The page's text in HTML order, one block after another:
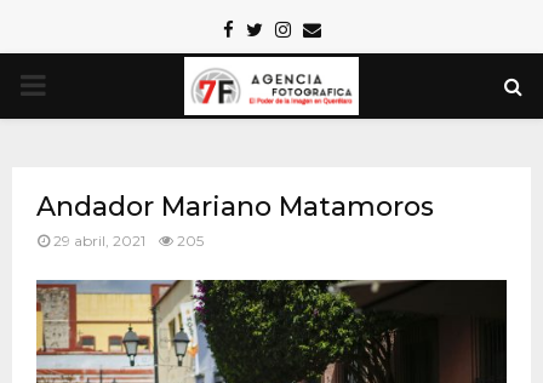
Facebook
TwitterInstagram
Email
PRIMARY
Andador Mariano Matamoros
29 abril, 2021 205